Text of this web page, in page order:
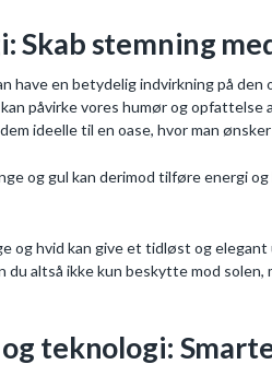
Skab stemning
have en betydelig indvirkning på
påvirke vores humør og
ideelle til en oase, hvor man
og gul kan derimod tilføre energi
og hvid kan give et tidløst og
altså ikke kun beskytte mod
teknologi: